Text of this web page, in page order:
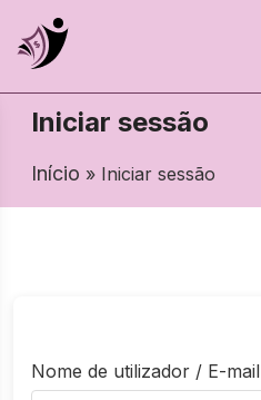
Iniciar sessão
Início » Iniciar sessão
Nome de utilizador / E-mail